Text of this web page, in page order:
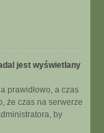
jest wyświetlany
prawidłowo, a czas
że czas na serwerze
by